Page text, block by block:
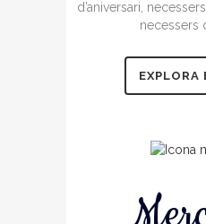
d’aniversari,
necessers
EXPLORA